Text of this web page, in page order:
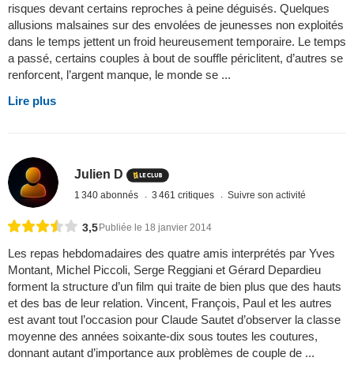
risques devant certains reproches à peine déguisés. Quelques
allusions malsaines sur des envolées de jeunesses non exploités
dans le temps jettent un froid heureusement temporaire. Le temps
a passé, certains couples à bout de souffle périclitent, d’autres se
renforcent, l’argent manque, le monde se ...
Lire plus
Julien D
1 340 abonnés 3 461 critiques Suivre son activité
3,5 Publiée le 18 janvier 2014
Les repas hebdomadaires des quatre amis interprétés par Yves
Montant, Michel Piccoli, Serge Reggiani et Gérard Depardieu
forment la structure d’un film qui traite de bien plus que des hauts
et des bas de leur relation. Vincent, François, Paul et les autres
est avant tout l’occasion pour Claude Sautet d’observer la classe
moyenne des années soixante-dix sous toutes les coutures,
donnant autant d’importance aux problèmes de couple de ...